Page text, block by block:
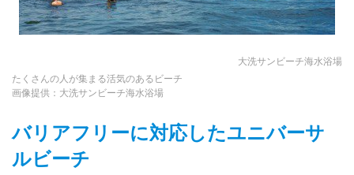
大洗サンビーチ海水浴場
たくさんの人が集まる活気のあるビーチ
画像提供：大洗サンビーチ海水浴場
バリアフリーに対応したユニバーサ
ルビーチ